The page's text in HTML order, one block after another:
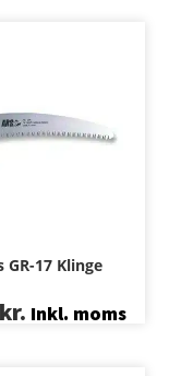
GR-17 Klinge
kr. Inkl. moms